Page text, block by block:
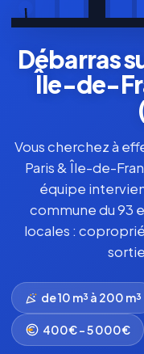
Débarras
Île-de-
Vous cherchez à
Paris & Île-de-
équipe
commune du 93
locales :
de 10 m³ à 200 m³
400€ – 5 000€